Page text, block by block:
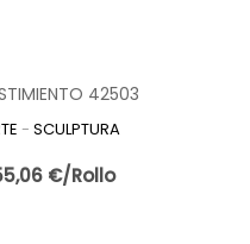
42503
- SCULPTURA
€/Rollo